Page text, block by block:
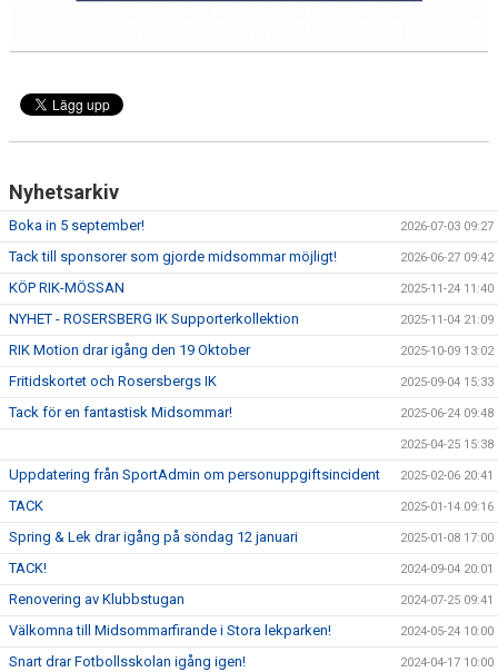
Nyhetsarkiv
Boka in 5 september! 2026-07-03 09:27
Tack till sponsorer som gjorde midsommar möjligt! 2026-06-27 09:42
KÖP RIK-MÖSSAN 2025-11-24 11:40
NYHET - ROSERSBERG IK Supporterkollektion 2025-11-04 21:09
RIK Motion drar igång den 19 Oktober 2025-10-09 13:02
Fritidskortet och Rosersbergs IK 2025-09-04 15:33
Tack för en fantastisk Midsommar! 2025-06-24 09:48
2025-04-25 15:38
Uppdatering från SportAdmin om personuppgiftsincident 2025-02-06 20:41
TACK 2025-01-14 09:16
Spring & Lek drar igång på söndag 12 januari 2025-01-08 17:00
TACK! 2024-09-04 20:01
Renovering av Klubbstugan 2024-07-25 09:41
Välkomna till Midsommarfirande i Stora lekparken! 2024-05-24 10:00
Snart drar Fotbollsskolan igång igen! 2024-04-17 10:00